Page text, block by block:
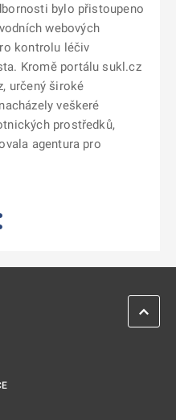
bylo přistoupeno
webových
kontrolu léčiv
Kromě portálu sukl.cz
určený široké
veškeré
prostředků,
agentura pro
kartě
nové kartě
na nové kartě
ZPĚT